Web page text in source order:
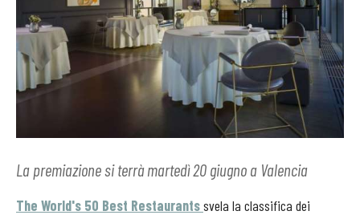
La premiazione si terrà martedì 20 giugno a Valencia
The World's 50 Best Restaurantssvela la classifica dei